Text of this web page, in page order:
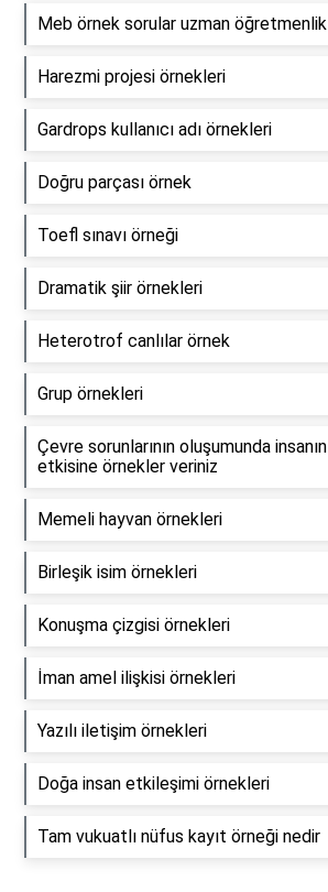
Meb örnek sorular uzman öğretmenlik
Harezmi projesi örnekleri
Gardrops kullanıcı adı örnekleri
Doğru parçası örnek
Toefl sınavı örneği
Dramatik şiir örnekleri
Heterotrof canlılar örnek
Grup örnekleri
Çevre sorunlarının oluşumunda insanın
etkisine örnekler veriniz
Memeli hayvan örnekleri
Birleşik isim örnekleri
Konuşma çizgisi örnekleri
İman amel ilişkisi örnekleri
Yazılı iletişim örnekleri
Doğa insan etkileşimi örnekleri
Tam vukuatlı nüfus kayıt örneği nedir